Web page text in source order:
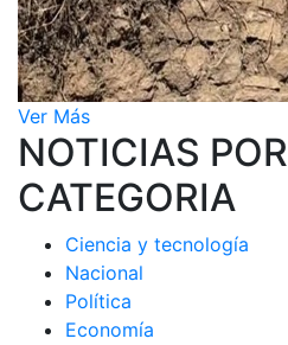
Ver Más
NOTICIAS POR
CATEGORIA
Ciencia y tecnología
Nacional
Política
Economía